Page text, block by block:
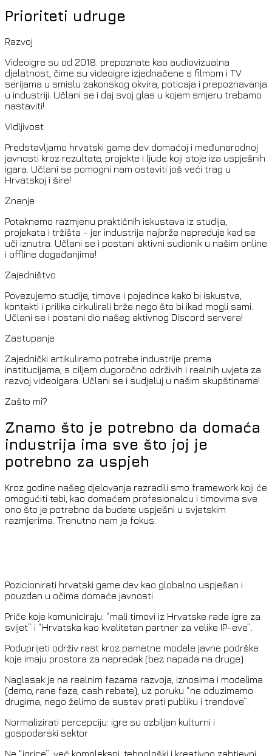
Prioriteti udruge
Razvoj
Videoigre su od 2018. prepoznate kao audiovizualna
djelatnost, čime su videoigre izjednačene s filmom i TV
serijama u smislu zakonskog okvira, poticaja i prepoznavanja
u industriji. Učlani se i daj svoj glas u kojem smjeru trebamo
nastaviti!
Vidljivost
Predstavljamo hrvatski game dev domaćoj i međunarodnoj
javnosti kroz rezultate, projekte i ljude koji stoje iza uspješnih
igara. Učlani se pomogni nam ostaviti još veći trag u
Hrvatskoj i šire!
Znanje
Potaknemo razmjenu praktičnih iskustava iz studija,
projekata i tržišta - jer industrija najbrže napreduje kad se
uči iznutra. Učlani se i postani aktivni sudionik u našim online
i offline događanjima!
Zajedništvo
Povezujemo studije, timove i pojedince kako bi iskustva,
kontakti i prilike cirkulirali brže nego što bi ikad mogli sami.
Učlani se i postani dio našeg aktivnog Discord servera!
Zastupanje
Zajednički artikuliramo potrebe industrije prema
institucijama, s ciljem dugoročno održivih i realnih uvjeta za
razvoj videoigara. Učlani se i sudjeluj u našim skupštinama!
Zašto mi?
Znamo što je potrebno da domaća
industrija ima sve što joj je
potrebno za uspjeh
Kroz godine našeg djelovanja razradili smo framework koji će
omogućiti tebi, kao domaćem profesionalcu i timovima sve
ono što je potrebno da budete uspješni u svjetskim
razmjerima. Trenutno nam je fokus:
Pozicionirati hrvatski game dev kao globalno uspješan i
pouzdan u očima domaće javnosti
Priče koje komuniciraju: “mali timovi iz Hrvatske rade igre za
svijet” i “Hrvatska kao kvalitetan partner za velike IP-eve”.
Poduprijeti održiv rast kroz pametne modele javne podrške
koje imaju prostora za napredak (bez napada na druge)
Naglasak je na realnim fazama razvoja, iznosima i modelima
(demo, rane faze, cash rebate), uz poruku “ne oduzimamo
drugima, nego želimo da sustav prati publiku i trendove”.
Normalizirati percepciju: igre su ozbiljan kulturni i
gospodarski sektor
Ne “igrice”, već kompleksni, tehnološki i kreativno zahtjevni